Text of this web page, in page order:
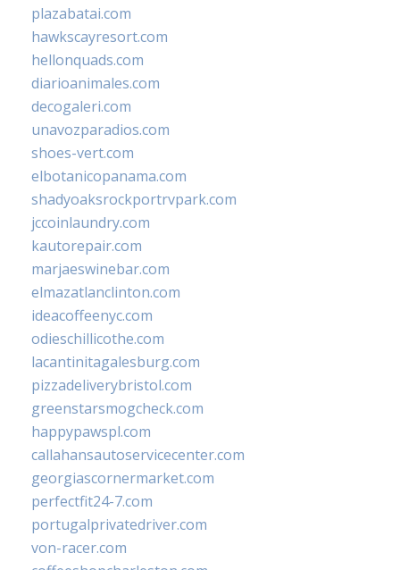
plazabatai.com
hawkscayresort.com
hellonquads.com
diarioanimales.com
decogaleri.com
unavozparadios.com
shoes-vert.com
elbotanicopanama.com
shadyoaksrockportrvpark.com
jccoinlaundry.com
kautorepair.com
marjaeswinebar.com
elmazatlanclinton.com
ideacoffeenyc.com
odieschillicothe.com
lacantinitagalesburg.com
pizzadeliverybristol.com
greenstarsmogcheck.com
happypawspl.com
callahansautoservicecenter.com
georgiascornermarket.com
perfectfit24-7.com
portugalprivatedriver.com
von-racer.com